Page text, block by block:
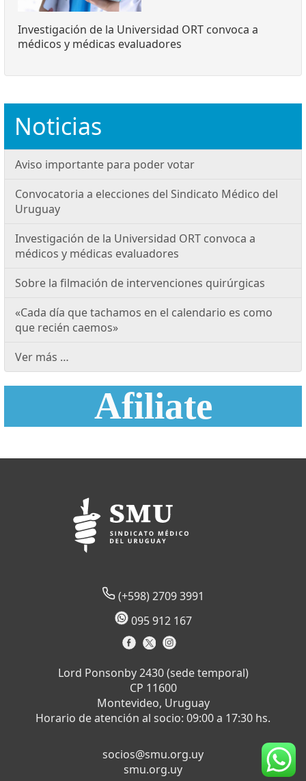
Investigación de la Universidad ORT convoca a
médicos y médicas evaluadores
Noticias
Aviso importante para poder votar
Convocatoria a elecciones del Sindicato Médico del
Uruguay
Investigación de la Universidad ORT convoca a
médicos y médicas evaluadores
Sobre la filmación de intervenciones quirúrgicas
«Cada día que tachamos en el calendario es como
que recién caemos»
Ver más …
Afiliate
(+598) 2709 3991
095 912 167
Lord Ponsonby 2430 (sede temporal)
CP 11600
Montevideo, Uruguay
Horario de atención al socio: 09:00 a 17:30 hs.
socios@smu.org.uy
smu.org.uy